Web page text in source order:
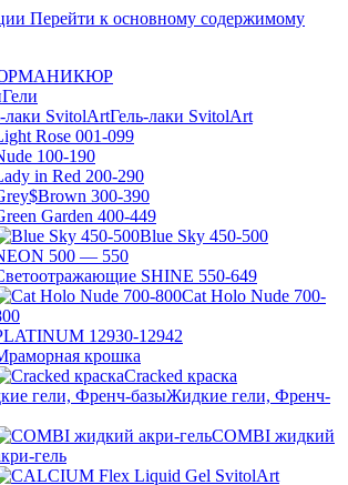
Перейти к основному содержимому
МАНИКЮР
Гели
Гель-лаки SvitolArt
Rose 001-099
100-190
in Red 200-290
300-390
Garden 400-449
Blue Sky 450-500
500 — 550
SHINE 550-649
Cat Holo Nude 700-
12930-12942
крошка
Cracked краска
Жидкие гели, Френч-
COMBI жидкий
гель